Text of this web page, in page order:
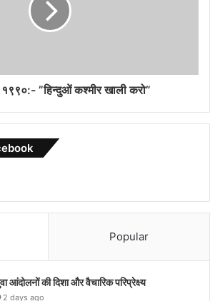
१९९०:- ”हिन्दुओं कश्मीर खाली करो”
Popular
आंदोलनों की दिशा और वैचारिक परिप्रेक्ष्य
2 days ago